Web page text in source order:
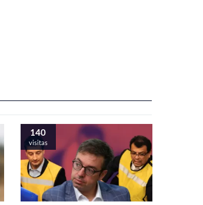
140
visitas